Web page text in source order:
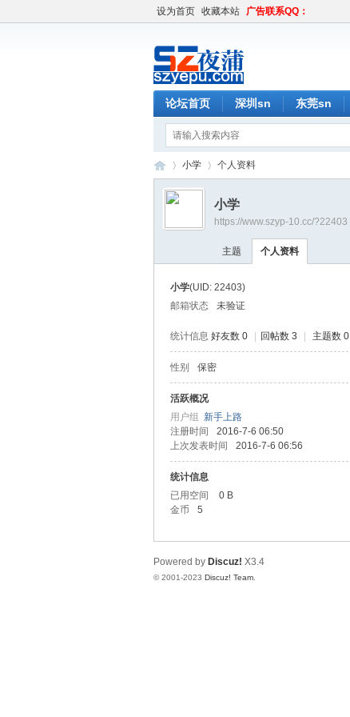
设为首页 收藏本站 广告联系QQ：
论坛首页 深圳sn 东莞sn
›
小学
›
个人资料
小学
https://www.szyp-10.cc/?22403
主题 个人资料
小学(UID: 22403)
邮箱状态
未验证
统计信息 好友数 0 回帖数 3 主题数 0
性别 保密
活跃概况
用户组 新手上路
注册时间
2016-7-6 06:50
上次发表时间
2016-7-6 06:56
统计信息
已用空间
0 B
金币
5
Powered by Discuz! X3.4
© 2001-2023 Discuz! Team